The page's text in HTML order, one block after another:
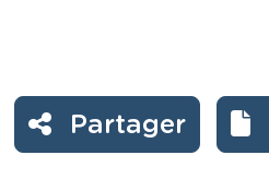
Partager